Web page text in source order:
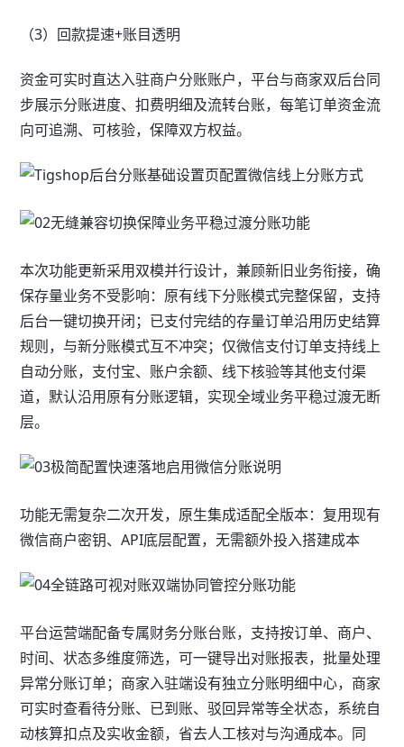
（3）回款提速+账目透明
资金可实时直达入驻商户分账账户，平台与商家双后台同
步展示分账进度、扣费明细及流转台账，每笔订单资金流
向可追溯、可核验，保障双方权益。
本次功能更新采用双模并行设计，兼顾新旧业务衔接，确
保存量业务不受影响：原有线下分账模式完整保留，支持
后台一键切换开闭；已支付完结的存量订单沿用历史结算
规则，与新分账模式互不冲突；仅微信支付订单支持线上
自动分账，支付宝、账户余额、线下核验等其他支付渠
道，默认沿用原有分账逻辑，实现全域业务平稳过渡无断
层。
功能无需复杂二次开发，原生集成适配全版本：复用现有
微信商户密钥、API底层配置，无需额外投入搭建成本
平台运营端配备专属财务分账台账，支持按订单、商户、
时间、状态多维度筛选，可一键导出对账报表，批量处理
异常分账订单；商家入驻端设有独立分账明细中心，商家
可实时查看待分账、已到账、驳回异常等全状态，系统自
动核算扣点及实收金额，省去人工核对与沟通成本。同